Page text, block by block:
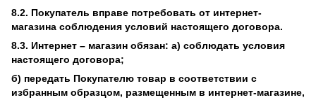
8.2. Покупатель вправе потребовать от интернет-
магазина соблюдения условий настоящего договора.
8.3. Интернет – магазин обязан: а) соблюдать условия
настоящего договора;
б) передать Покупателю товар в соответствии с
избранным образцом, размещенным в интернет-магазине,